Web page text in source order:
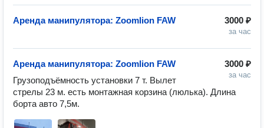
3000 ₽
за час
Аренда манипулятора: Zoomlion FAW
3000 ₽
за час
Аренда манипулятора: Zoomlion FAW
Грузоподъёмность установки 7 т. Вылет
стрелы 23 м. есть монтажная корзина (люлька). Длина
борта авто 7,5м.